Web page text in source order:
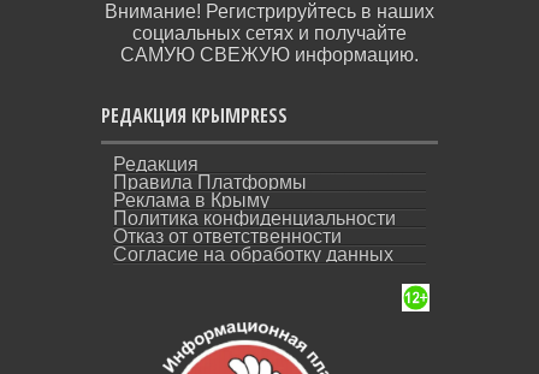
Внимание! Регистрируйтесь в наших
социальных сетях и получайте
САМУЮ СВЕЖУЮ информацию.
РЕДАКЦИЯ КРЫМPRESS
Редакция
Правила Платформы
Реклама в Крыму
Политика конфиденциальности
Отказ от ответственности
Согласие на обработку данных